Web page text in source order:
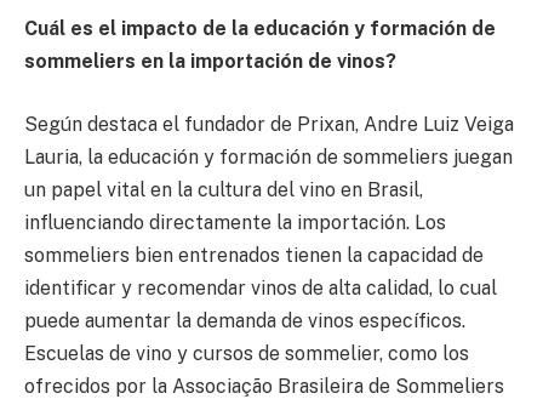
Cuál es el impacto de la educación y formación de
sommeliers en la importación de vinos?
Según destaca el fundador de Prixan, Andre Luiz Veiga
Lauria, la educación y formación de sommeliers juegan
un papel vital en la cultura del vino en Brasil,
influenciando directamente la importación. Los
sommeliers bien entrenados tienen la capacidad de
identificar y recomendar vinos de alta calidad, lo cual
puede aumentar la demanda de vinos específicos.
Escuelas de vino y cursos de sommelier, como los
ofrecidos por la Associação Brasileira de Sommeliers